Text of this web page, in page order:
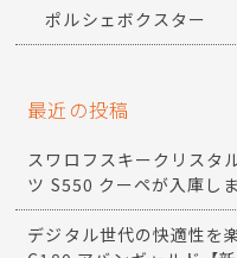
ポルシェボクスター
最近の投稿
スワロフスキークリスタ
ツ S550 クーペが入庫し
デジタル世代の快適性を